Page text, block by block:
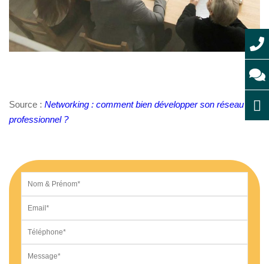
Source : Networking : comment bien développer son réseau
professionnel ?